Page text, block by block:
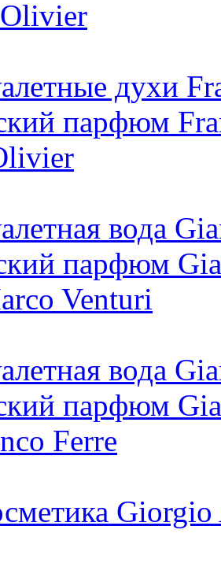
духи
парфюм
вода
парфюм
Venturi
вода
парфюм
Ferre